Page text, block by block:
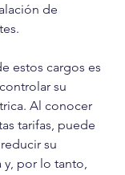
de
estos cargos es
su
Al conocer
tarifas, puede
su
por lo tanto,